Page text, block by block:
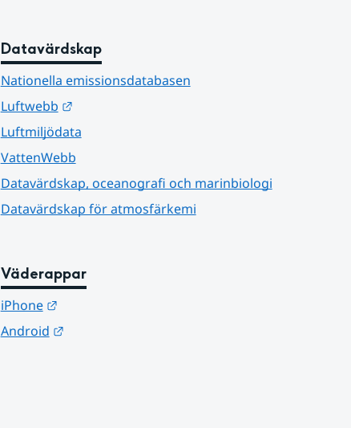
Datavärdskap
Nationella emissionsdatabasen
Luftwebb
Länk till annan webbplats.
Luftmiljödata
VattenWebb
Datavärdskap, oceanografi och marinbiologi
Datavärdskap för atmosfärkemi
Väderappar
iPhone
Länk till annan webbplats.
Android
Länk till annan webbplats.